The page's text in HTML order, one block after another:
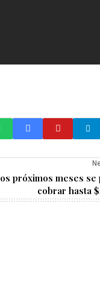
próximos meses se
cobrar hasta